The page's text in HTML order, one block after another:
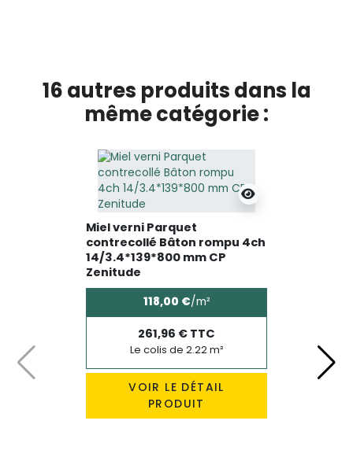
16 autres produits dans la
même catégorie :
Miel verni Parquet
contrecollé Bâton rompu 4ch
14/3.4*139*800 mm CP
Zenitude
118,00 €/m²
261,96 € TTC
Le colis de 2.22 m²
VOIR LE DÉTAIL
PRODUIT
Précédent